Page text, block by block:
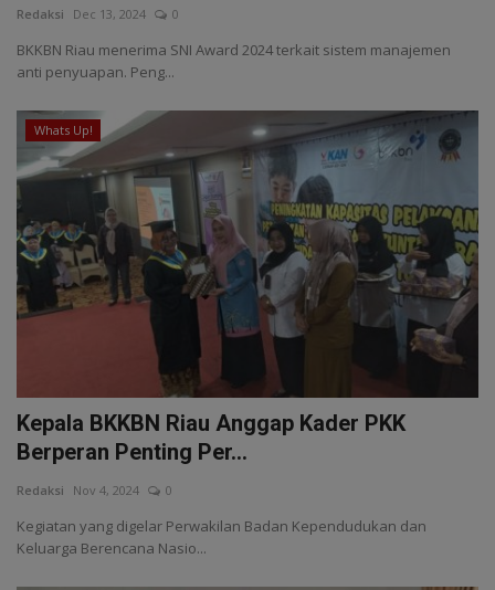
Redaksi Dec 13, 2024 0
BKKBN Riau menerima SNI Award 2024 terkait sistem manajemen
anti penyuapan. Peng...
Whats Up!
Kepala BKKBN Riau Anggap Kader PKK
Berperan Penting Per...
Redaksi Nov 4, 2024 0
Kegiatan yang digelar Perwakilan Badan Kependudukan dan
Keluarga Berencana Nasio...